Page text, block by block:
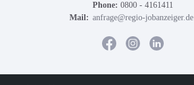
Phone: 0800 - 4161411
Mail: anfrage@regio-jobanzeiger.de